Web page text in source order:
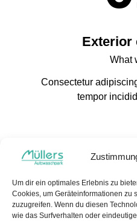
Um dir ein optimales Erlebnis zu
Cookies, um Geräteinformationen zu
zuzugreifen. Wenn du diesen
wie das Surfverhalten oder
Exterior
What
Consectetur
tempor